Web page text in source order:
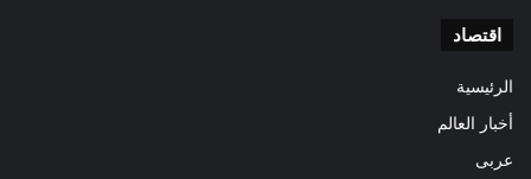
اقتصاد
الرئيسية
أخبار العالم
عربى